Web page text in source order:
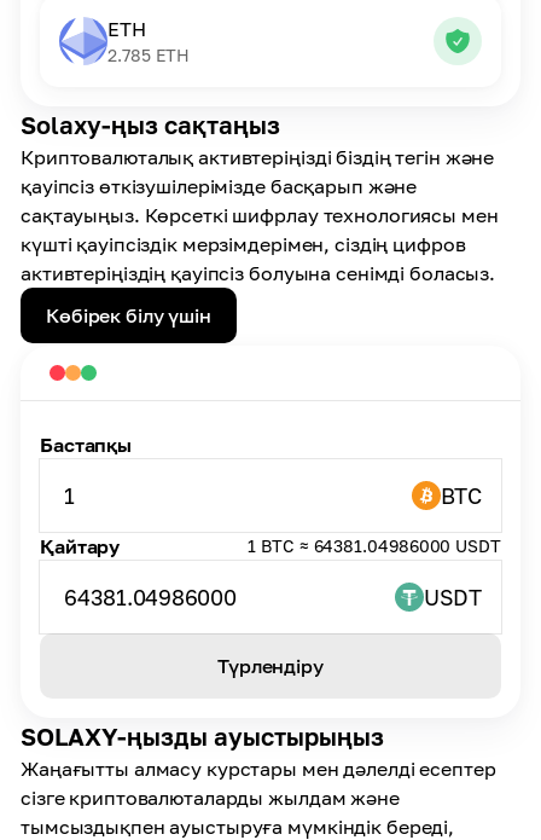
Solaxy-ңыз сақтаңыз
Криптовалюталық активтеріңізді біздің тегін және
қауіпсіз өткізушілерімізде басқарып және
сақтауыңыз. Көрсеткі шифрлау технологиясы мен
күшті қауіпсіздік мерзімдерімен, сіздің цифров
активтеріңіздің қауіпсіз болуына сенімді боласыз.
Көбірек білу үшін
ETH
2.785 ETH
SOLAXY-ңызды ауыстырыңыз
Жаңағытты алмасу курстары мен дәлелді есептер
сізге криптовалюталарды жылдам және
тымсыздықпен ауыстыруға мүмкіндік береді,
Бастапқы
1 BTC
Қайтару 1 BTC ≈ 64381.04986000 USDT
64381.04986000 USDT
Түрлендіру